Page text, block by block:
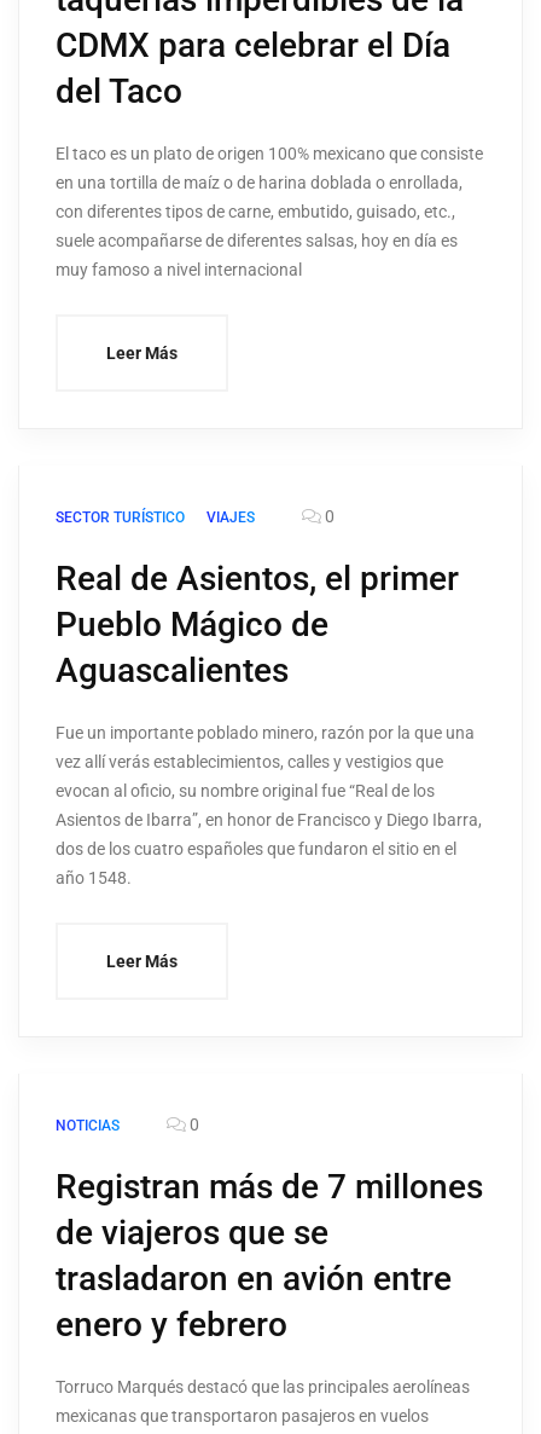
CDMX para celebrar el Día
del Taco
El taco es un plato de origen 100% mexicano que consiste
en una tortilla de maíz o de harina doblada o enrollada,
con diferentes tipos de carne, embutido, guisado, etc.,
suele acompañarse de diferentes salsas, hoy en día es
muy famoso a nivel internacional
Leer Más
SECTOR TURÍSTICO VIAJES 0
Real de Asientos, el primer
Pueblo Mágico de
Aguascalientes
Fue un importante poblado minero, razón por la que una
vez allí verás establecimientos, calles y vestigios que
evocan al oficio, su nombre original fue “Real de los
Asientos de Ibarra”, en honor de Francisco y Diego Ibarra,
dos de los cuatro españoles que fundaron el sitio en el
año 1548.
Leer Más
NOTICIAS 0
Registran más de 7 millones
de viajeros que se
trasladaron en avión entre
enero y febrero
Torruco Marqués destacó que las principales aerolíneas
mexicanas que transportaron pasajeros en vuelos